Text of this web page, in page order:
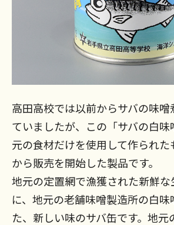
高田高校では以前からサバの味噌
ていましたが、この「サバの白
元の食材だけを使用して作られた
から販売を開始した製品です。
地元の定置網で漁獲された新鮮
に、地元の老舗味噌製造所の白味
た、新しい味のサバ缶です。地元